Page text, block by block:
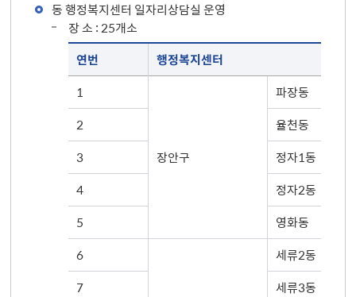
동 행정복지센터 일자리상담실 운영
장 소 : 25개소
연번
행정복지센터
1
장안구
파장동
2
율천동
3
정자1동
4
정자2동
5
영화동
6
세류2동
7
세류3동